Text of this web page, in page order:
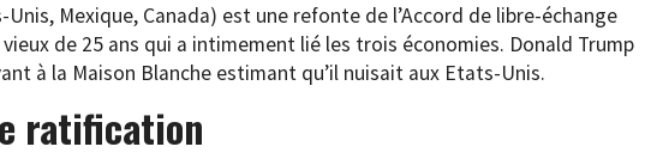
Unis, Mexique, Canada) est une refonte de l’Accord de libre-échange
de 25 ans qui a intimement lié les trois économies. Donald Trump
à la Maison Blanche estimant qu’il nuisait aux Etats-Unis.
ratification